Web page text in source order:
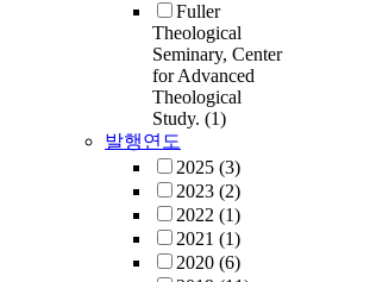
Fuller
Theological
Seminary, Center
for Advanced
Theological
Study. (1)
발행연도
2025 (3)
2023 (2)
2022 (1)
2021 (1)
2020 (6)